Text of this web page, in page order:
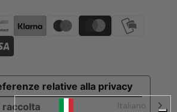
Italiano
raccolta
relative alla privacy